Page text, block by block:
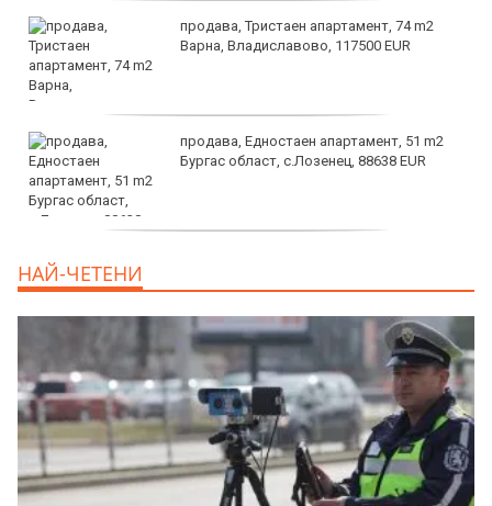
продава, Тристаен апартамент, 74 m2
Варна, Владиславово, 117500 EUR
продава, Едностаен апартамент, 51 m2
Бургас област, с.Лозенец, 88638 EUR
EUR
НАЙ-ЧЕТЕНИ